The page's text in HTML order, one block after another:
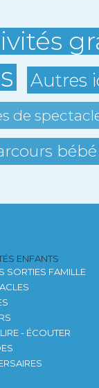
Autres
de
bébé
ENFANTS
SORTIES FAMILLE
- ÉCOUTER